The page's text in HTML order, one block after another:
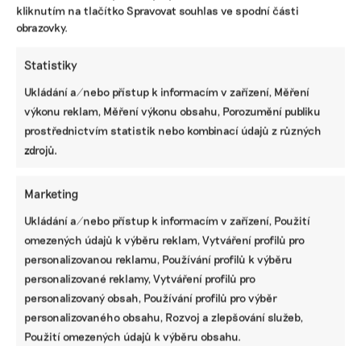
kliknutím na tlačítko Spravovat souhlas ve spodní části
obrazovky.
Statistiky
Ukládání a/nebo přístup k informacím v zařízení, Měření
výkonu reklam, Měření výkonu obsahu, Porozumění publiku
prostřednictvím statistik nebo kombinací údajů z různých
zdrojů.
Marketing
Ukládání a/nebo přístup k informacím v zařízení, Použití
omezených údajů k výběru reklam, Vytváření profilů pro
personalizovanou reklamu, Používání profilů k výběru
personalizované reklamy, Vytváření profilů pro
personalizovaný obsah, Používání profilů pro výběr
personalizovaného obsahu, Rozvoj a zlepšování služeb,
Použití omezených údajů k výběru obsahu.
SDÍLET
FacebookX LinkedIn